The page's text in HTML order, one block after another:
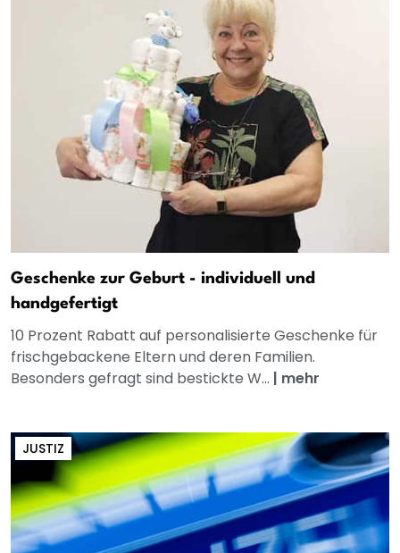
Geschenke zur Geburt - individuell und
handgefertigt
10 Prozent Rabatt auf personalisierte Geschenke für
frischgebackene Eltern und deren Familien.
Besonders gefragt sind bestickte W... | mehr
JUSTIZ